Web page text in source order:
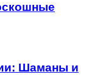
Шаманы и